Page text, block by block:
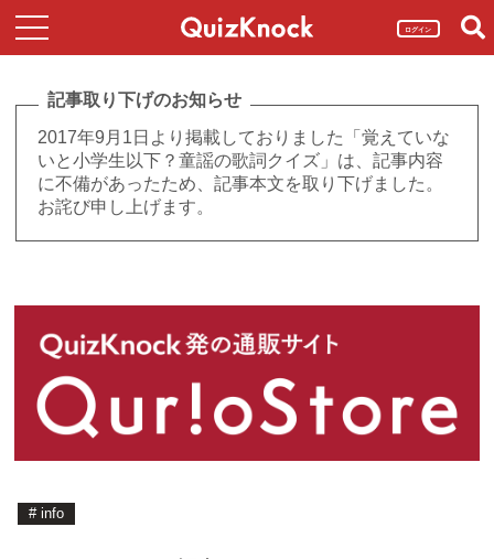
ログイン
記事取り下げのお知らせ
2017年9月1日より掲載しておりました「覚えていな
いと小学生以下？童謡の歌詞クイズ」は、記事内容
に不備があったため、記事本文を取り下げました。
お詫び申し上げます。
# info